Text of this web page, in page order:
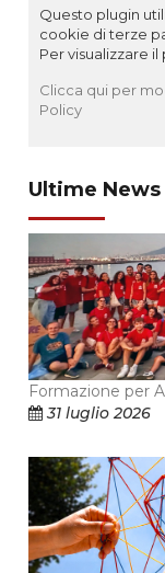
Questo plugin
cookie di terze
Per visualizzare
Clicca qui per
Policy
Ultime News
Formazione per
31 luglio 2026